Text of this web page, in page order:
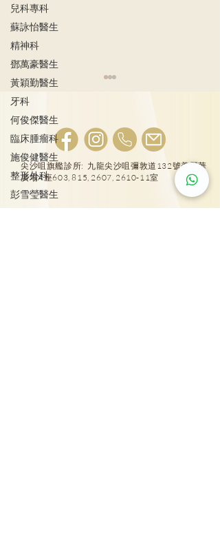
兒科專科
蘇詠怡醫生
精神科
鄧萬豪醫生
黃穎勤醫生
牙科
何俊傑醫生
臨床腫瘤科
施俊健醫生
整形外科
彭雪瑩醫生
如何篩查？港3大男性癌症
尖沙咀旗艦診所: 九龍尖沙咀彌敦道132號美麗華
廣場A座603, 815, 2607, 2610-11室